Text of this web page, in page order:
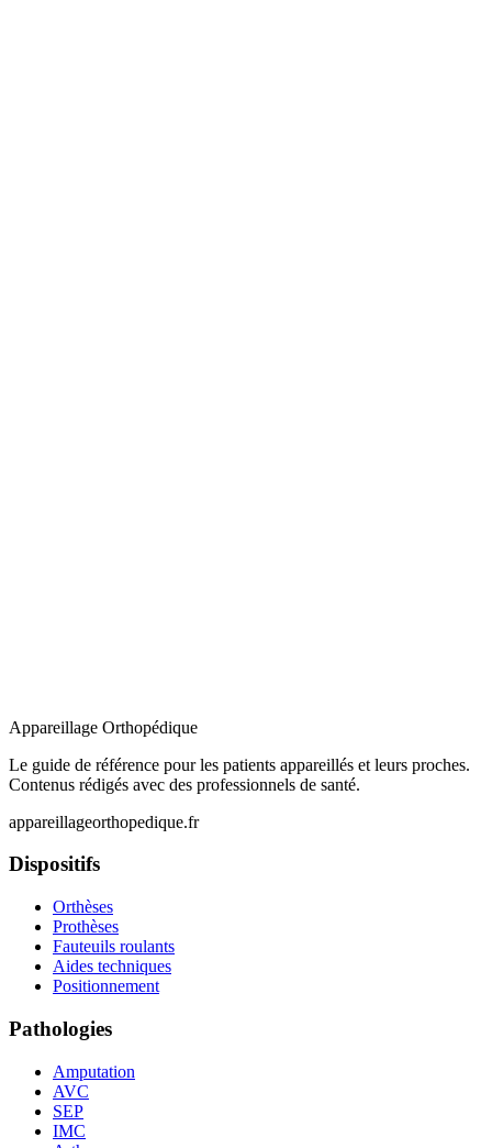
Appareillage Orthopédique
Le guide de référence pour les patients appareillés et leurs proches.
Contenus rédigés avec des professionnels de santé.
appareillageorthopedique.fr
Dispositifs
Orthèses
Prothèses
Fauteuils roulants
Aides techniques
Positionnement
Pathologies
Amputation
AVC
SEP
IMC